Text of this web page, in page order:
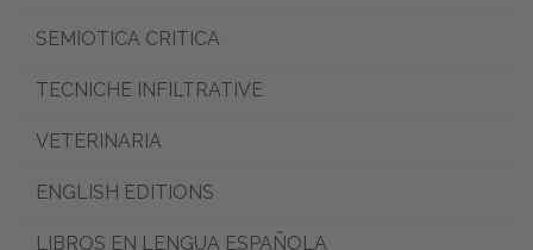
SEMIOTICA CRITICA
TECNICHE INFILTRATIVE
VETERINARIA
ENGLISH EDITIONS
LIBROS EN LENGUA ESPAÑOLA